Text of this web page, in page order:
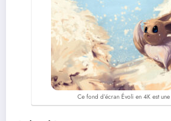
Ce fond d’écran Évoli en 4K est